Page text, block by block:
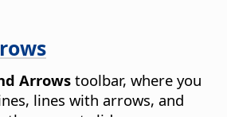
Arrows toolbar, where you
lines with arrows, and